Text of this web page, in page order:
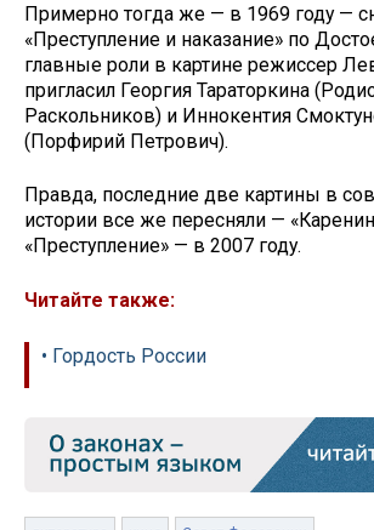
Примерно тогда же — в 1969 году —
«Преступление и наказание» по
главные роли в картине режиссер
пригласил Георгия Тараторкина
Раскольников) и Иннокентия
(Порфирий Петрович).
Правда, последние две картины в
истории все же пересняли —
«Преступление» — в 2007 году.
Читайте также:
• Гордость России